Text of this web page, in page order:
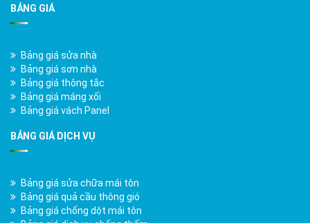
BẢNG GIÁ
Bảng giá sửa nhà
Bảng giá sơn nhà
Bảng giá thông tắc
Bảng giá máng xối
Bảng giá vách Panel
BẢNG GIÁ DỊCH VỤ
Bảng giá sửa chữa mái tôn
Bảng giá quả cầu thông gió
Bảng giá chống dột mái tôn